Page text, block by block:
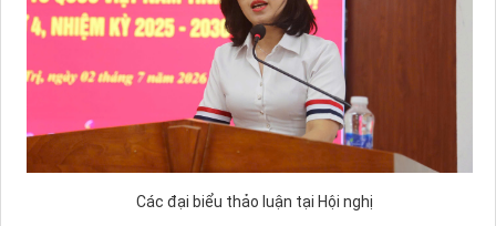
Các đại biểu thảo luận tại Hội nghị